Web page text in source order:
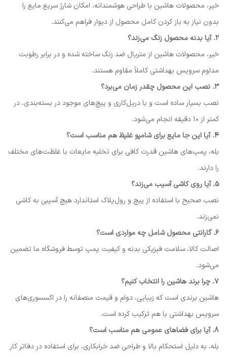
خیر، محصولات هاشین با طراحی هوشمندانه، امکان شارژ سریع مایع را
بدون نیاز به باز کردن کامل محصول از دیوار فراهم می‌کنند.
۲. آیا بدنه محصول زنگ می‌زند؟
خیر، محصولات هاشین از متریال ضد زنگ ساخته شده و در برابر رطوبت
مداوم سرویس بهداشتی کاملاً مقاوم هستند.
۳. نصب این محصول چقدر زمان می‌برد؟
نصب بسیار ساده است و با دریل‌کاری و پیچ‌های موجود در بسته‌بندی، در
کمتر از ۱۰ دقیقه انجام می‌شود.
۴. آیا این جا مایع برای شامپو غلیظ هم مناسب است؟
بله، پمپ‌های هاشین قدرت کافی برای تخلیه مایعات با غلظت‌های مختلف
را دارند.
۵. آیا روی کاشی آسیب می‌زند؟
نصب صحیح با استفاده از پیچ و رول‌پلاک استاندارد هیچ آسیبی به کاشی
نمی‌زند.
۶. گارانتی محصول شامل چه مواردی است؟
اصالت کالا، سلامت فیزیکی بدنه و کیفیت پمپ توسط فروشگاه ما تضمین
می‌شود.
۷. چرا برند هاشین را انتخاب کنیم؟
هاشین برندی است که زیبایی، دوام و قیمت منصفانه را در اکسسوری‌های
سرویس بهداشتی با هم ترکیب کرده است.
۸. آیا برای فضاهای عمومی هم مناسب است؟
بله، به دلیل استحکام بالا و طراحی ضد خرابکاری، برای استفاده در دفاتر کار